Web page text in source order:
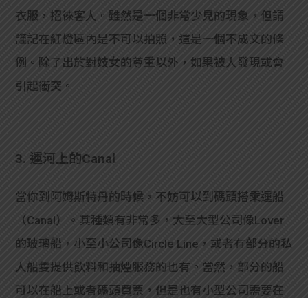
衣服，招徠客人。雖然是一個非常少見的現象，但請
謹記在紅燈區內是不可以拍照，這是一個不成文的條
例。除了出於對妓女的尊重以外，如果被人發現或會
引起衝突。
3. 運河上的Canal
當你到阿姆斯特丹的時候，不妨可以到碼頭搭乘運船
（Canal）。其種類有非常多，大至大型公司像Lover
的玻璃船，小至小公司像Circle Line，或者有部分的私
人船隻提供飲料和抽煙服務的也有。當然，部分的船
可以在船上或者碼頭買票，但是也有小型公司需要在